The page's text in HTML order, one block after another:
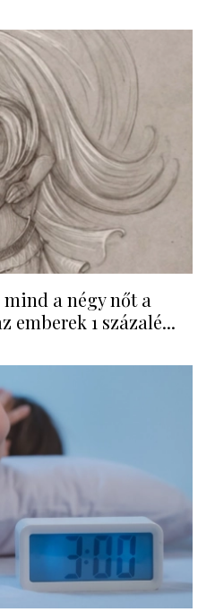
a négy nőt a
emberek 1 százalé...